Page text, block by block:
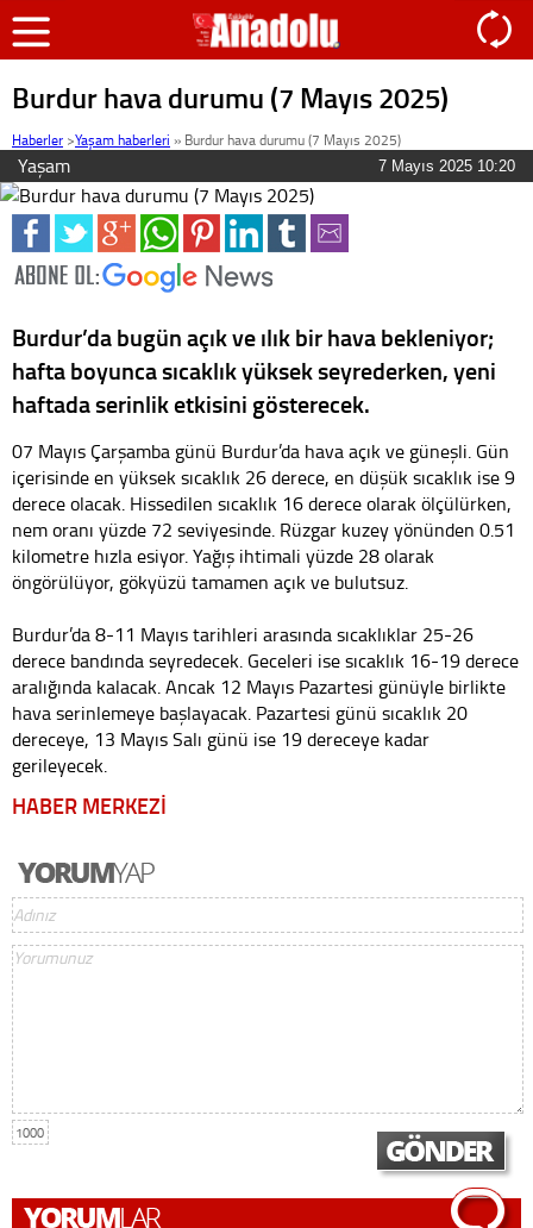
Burdur hava durumu (7 Mayıs 2025)
Haberler >Yaşam haberleri » Burdur hava durumu (7 Mayıs 2025)
Yaşam 7 Mayıs 2025 10:20
Burdur’da bugün açık ve ılık bir hava bekleniyor;
hafta boyunca sıcaklık yüksek seyrederken, yeni
haftada serinlik etkisini gösterecek.
07 Mayıs Çarşamba günü Burdur’da hava açık ve güneşli. Gün
içerisinde en yüksek sıcaklık 26 derece, en düşük sıcaklık ise 9
derece olacak. Hissedilen sıcaklık 16 derece olarak ölçülürken,
nem oranı yüzde 72 seviyesinde. Rüzgar kuzey yönünden 0.51
kilometre hızla esiyor. Yağış ihtimali yüzde 28 olarak
öngörülüyor, gökyüzü tamamen açık ve bulutsuz.
Burdur’da 8-11 Mayıs tarihleri arasında sıcaklıklar 25-26
derece bandında seyredecek. Geceleri ise sıcaklık 16-19 derece
aralığında kalacak. Ancak 12 Mayıs Pazartesi günüyle birlikte
hava serinlemeye başlayacak. Pazartesi günü sıcaklık 20
dereceye, 13 Mayıs Salı günü ise 19 dereceye kadar
gerileyecek.
HABER MERKEZİ
1000